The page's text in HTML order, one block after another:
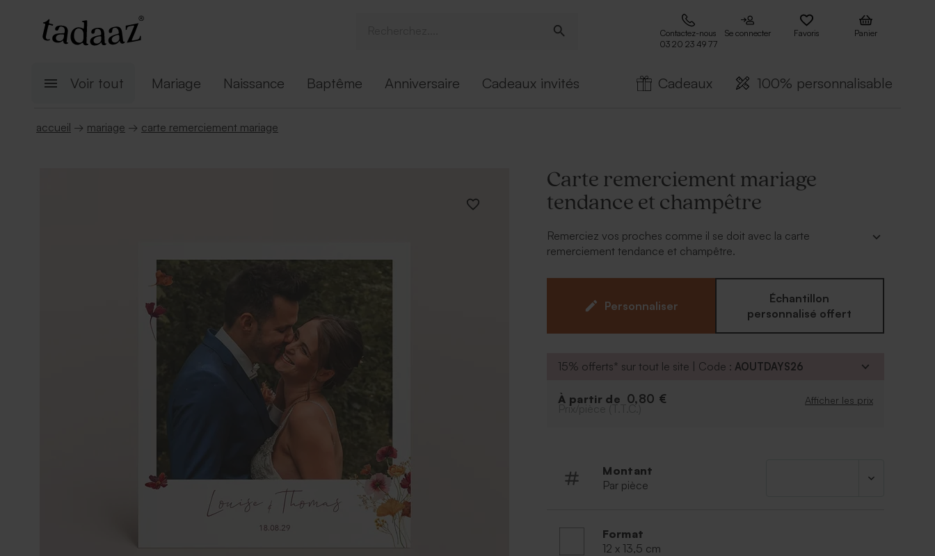
Contactez-nous
03 20 23 49 77
Se connecter Favoris Panier
Voir tout Mariage Naissance Baptême Anniversaire Cadeaux invités Cadeaux 100% personnalisable
accueil → mariage → carte remerciement mariage
Carte remerciement mariage
tendance et champêtre
Remerciez vos proches comme il se doit avec la carte
remerciement tendance et champêtre.
Un rappel de la date de votre mariage
outil de personnalisation.
Matière : carton
Personnaliser
Échantillon
personnalisé offert
15% offerts* sur tout le site | Code :AOUTDAYS26
À partir de 0,80 € Afficher les prix
Prix/pièce (T.T.C.)
Montant
Par pièce
Format
12 x 13,5 cm